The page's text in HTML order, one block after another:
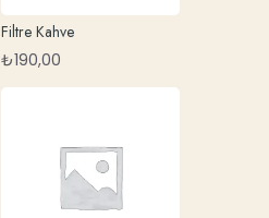
Filtre Kahve
₺190,00